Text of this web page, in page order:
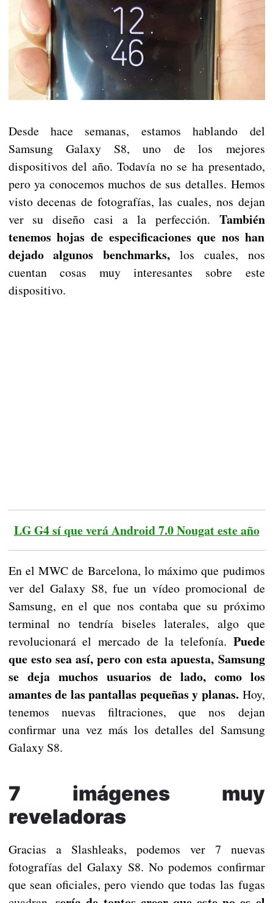
Desde hace semanas, estamos hablando del
Samsung Galaxy S8, uno de los mejores
dispositivos del año. Todavía no se ha presentado,
pero ya conocemos muchos de sus detalles. Hemos
visto decenas de fotografías, las cuales, nos dejan
ver su diseño casi a la perfección. También
tenemos hojas de especificaciones que nos han
dejado algunos benchmarks, los cuales, nos
cuentan cosas muy interesantes sobre este
dispositivo.
LG G4 sí que verá Android 7.0 Nougat este año
En el MWC de Barcelona, lo máximo que pudimos
ver del Galaxy S8, fue un vídeo promocional de
Samsung, en el que nos contaba que su próximo
terminal no tendría biseles laterales, algo que
revolucionará el mercado de la telefonía. Puede
que esto sea así, pero con esta apuesta, Samsung
se deja muchos usuarios de lado, como los
amantes de las pantallas pequeñas y planas. Hoy,
tenemos nuevas filtraciones, que nos dejan
confirmar una vez más los detalles del Samsung
Galaxy S8.
7 imágenes muy
reveladoras
Gracias a Slashleaks, podemos ver 7 nuevas
fotografías del Galaxy S8. No podemos confirmar
que sean oficiales, pero viendo que todas las fugas